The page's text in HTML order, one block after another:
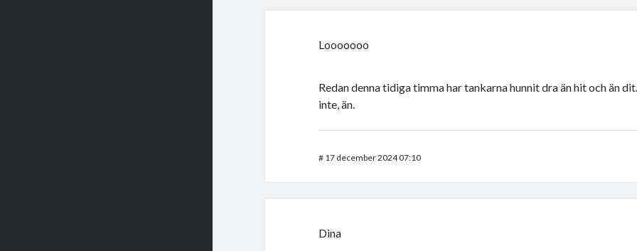
Looooooo
Redan denna tidiga timma har tankarna hunnit dra än hit och än
inte, än.
# 17 december 2024 07:10
Dina